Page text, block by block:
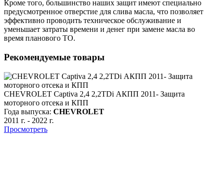
Кроме того, большинство наших защит имеют специально
предусмотренное отверстие для слива масла, что позволяет
эффективно проводить техническое обслуживание и
уменьшает затраты времени и денег при замене масла во
время планового ТО.
Рекомендуемые товары
CHEVROLET Captiva 2,4 2,2TDi АКПП 2011- Защита
моторного отсека и КПП
Года выпуска: CHEVROLET
2011 г. - 2022 г.
Просмотреть